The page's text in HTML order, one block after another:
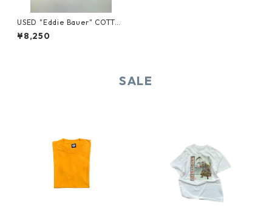
USED "Eddie Bauer" COTTO
N KNIT
¥8,250
SALE